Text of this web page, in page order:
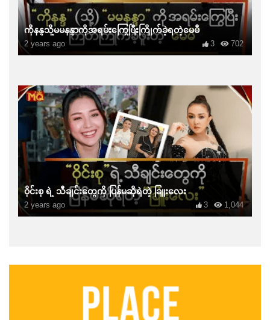
ကိုနန္ဒသို့မမနန္ဒာကိုအရမ်းကြွေပြီးကြိုက်ခဲ့ရတဲ့မေမီ
2 years ago 702
3
ဝိုင်းစု ရဲ့ သီချင်းတွေကို ပြန်မဆိုရဲတဲ့ ခြူးလေး
2 years ago 1,044
3